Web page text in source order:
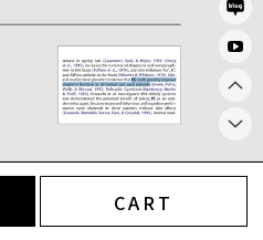
CART